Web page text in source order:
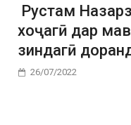
Рустам
хоҷагӣ дар
зиндагӣ
26/07/2022